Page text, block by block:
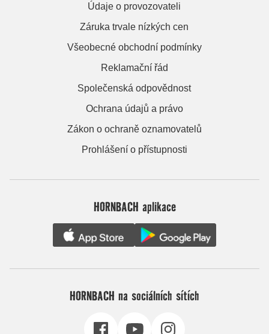
Údaje o provozovateli
Záruka trvale nízkých cen
Všeobecné obchodní podmínky
Reklamační řád
Společenská odpovědnost
Ochrana údajů a právo
Zákon o ochraně oznamovatelů
Prohlášení o přístupnosti
HORNBACH aplikace
HORNBACH na sociálních sítích